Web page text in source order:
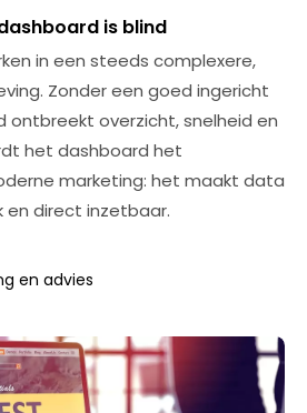
is blind
in een steeds complexere,
Zonder een goed ingericht
ontbreekt overzicht, snelheid en
het dashboard het
marketing: het maakt data
en direct inzetbaar.
en advies